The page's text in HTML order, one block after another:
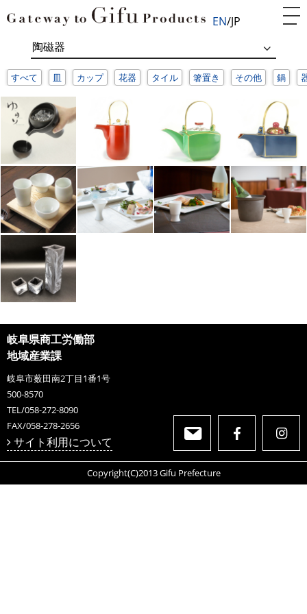
EN JP
すべて 皿 カップ 花器 タイル 箸置き その他 鍋
岐阜県商工労働部
地域産業課
岐阜市薮田南2丁目1番1号
500-8570
TEL/058-272-8090
FAX/058-278-2656
サイト利用について
Copyright(C)2013 Gifu Prefecture